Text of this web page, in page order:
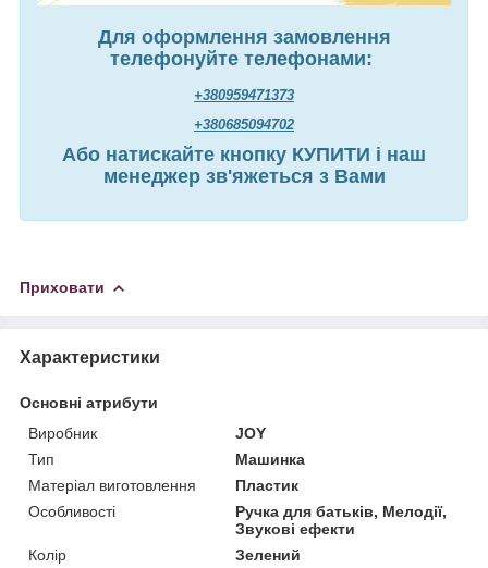
Для оформлення замовлення
телефонуйте телефонами:
+380959471373
+380685094702
Або натискайте кнопку КУПИТИ і наш
менеджер зв'яжеться з Вами
Приховати
Характеристики
Основні атрибути
Виробник
JOY
Тип
Машинка
Матеріал виготовлення
Пластик
Особливості
Ручка для батьків, Мелодії,
Звукові ефекти
Колір
Зелений